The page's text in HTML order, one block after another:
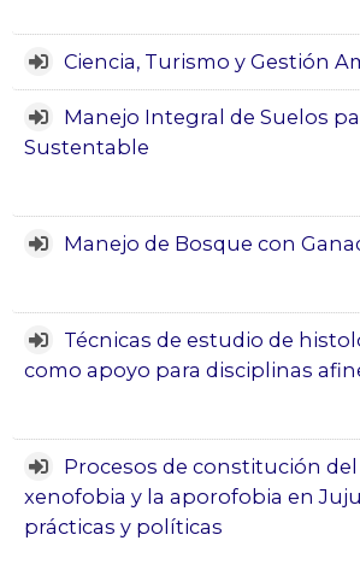
Ciencia, Turismo y Gestión
Manejo Integral de Suelos
Sustentable
Manejo de Bosque con
Técnicas de estudio de
como apoyo para disciplinas
Procesos de constitución del
xenofobia y la aporofobia en
prácticas y políticas